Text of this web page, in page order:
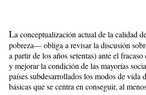
La conceptualización actual de la calidad
pobreza— obliga a revisar la discusión
a partir de los años setentas) ante el
y mejorar la condición de las mayorías
países subdesarrollados los modos de vida
básicas que se centra en conseguir, al